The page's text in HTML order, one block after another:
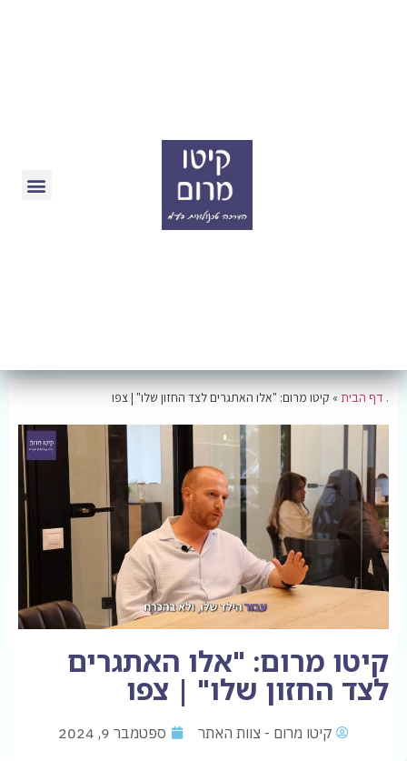
. דף הבית» קיטו מרום: "אלו האתגרים לצד החזון שלו" | צפו
קיטו מרום: "אלו האתגרים
לצד החזון שלו" | צפו
קיטו מרום - צוות האתר ספטמבר 9, 2024